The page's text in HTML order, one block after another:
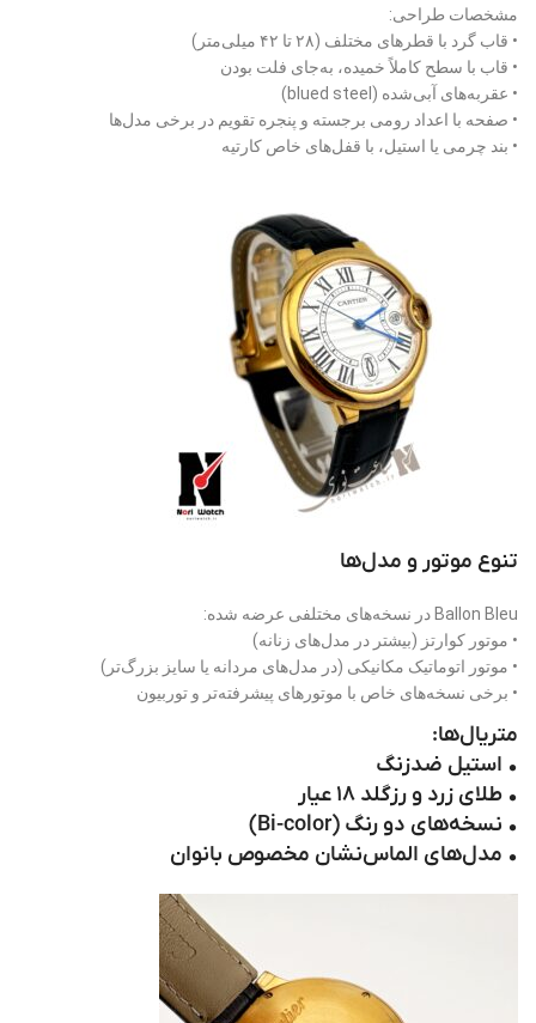
مشخصات طراحی:
• قاب گرد با قطرهای مختلف (۲۸ تا ۴۲ میلی‌متر)
• قاب با سطح کاملاً خمیده، به‌جای فلت بودن
• عقربه‌های آبی‌شده (blued steel)
• صفحه با اعداد رومی برجسته و پنجره تقویم در برخی مدل‌ها
• بند چرمی یا استیل، با قفل‌های خاص کارتیه
تنوع موتور و مدل‌ها
Ballon Bleu در نسخه‌های مختلفی عرضه شده:
• موتور کوارتز (بیشتر در مدل‌های زنانه)
• موتور اتوماتیک مکانیکی (در مدل‌های مردانه یا سایز بزرگ‌تر)
• برخی نسخه‌های خاص با موتورهای پیشرفته‌تر و توربیون
متریال‌ها:
• استیل ضدزنگ
• طلای زرد و رزگلد ۱۸ عیار
• نسخه‌های دو رنگ (Bi-color)
• مدل‌های الماس‌نشان مخصوص بانوان